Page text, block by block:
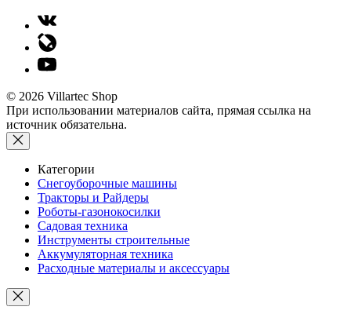
© 2026 Villartec Shop
При использовании материалов сайта, прямая ссылка на
источник обязательна.
Категории
Снегоуборочные машины
Тракторы и Райдеры
Роботы-газонокосилки
Садовая техника
Инструменты строительные
Аккумуляторная техника
Расходные материалы и аксессуары